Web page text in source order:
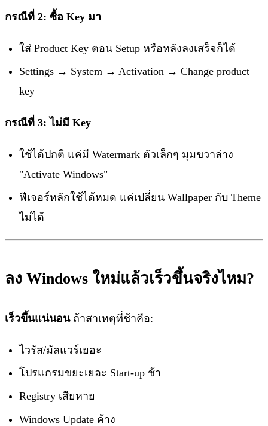
กรณีที่ 2: ซื้อ Key มา
ใส่ Product Key ตอน Setup หรือหลังลงเสร็จก็ได้
Settings → System → Activation → Change product
key
กรณีที่ 3: ไม่มี Key
ใช้ได้ปกติ แค่มี Watermark ตัวเล็กๆ มุมขวาล่าง
"Activate Windows"
ฟีเจอร์หลักใช้ได้หมด แค่เปลี่ยน Wallpaper กับ Theme
ไม่ได้
ลง Windows ใหม่แล้วเร็วขึ้นจริงไหม?
เร็วขึ้นแน่นอนถ้าสาเหตุที่ช้าคือ:
ไวรัส/มัลแวร์เยอะ
โปรแกรมขยะเยอะ Start-up ช้า
Registry เสียหาย
Windows Update ค้าง